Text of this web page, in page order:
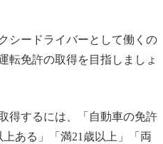
シードライバーとして働くの
転免許の取得を目指しましょ
得するには、「自動車の免許
ある」「満21歳以上」「両